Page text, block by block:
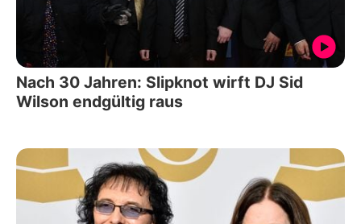
Nach 30 Jahren: Slipknot wirft DJ Sid
Wilson endgültig raus